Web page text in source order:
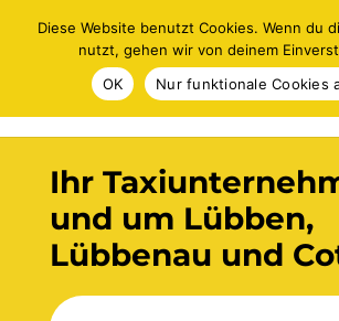
0172/3732363
Ihr
und um Lübben,
Lübbenau und
Diese Website benutzt Cookies. Wenn du
nutzt, gehen wir von deinem
OK
Nur funktionale Cookies